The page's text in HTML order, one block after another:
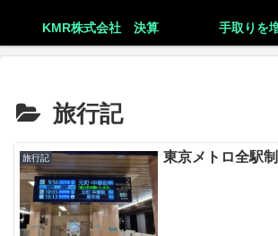
KMR株式会社 決算
旅行記
旅行記 東京メトロ全駅